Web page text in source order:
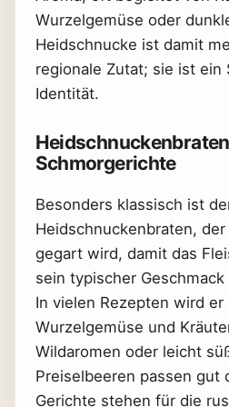
Wurzelgemüse oder
Heidschnucke ist damit
regionale Zutat; sie ist ein
Identität.
Schmorgerichte
Besonders klassisch ist
Heidschnuckenbraten,
gegart wird, damit das
sein typischer
In vielen Rezepten wird
Wurzelgemüse und
Wildaromen oder leicht
Preiselbeeren passen gut
Gerichte stehen für die